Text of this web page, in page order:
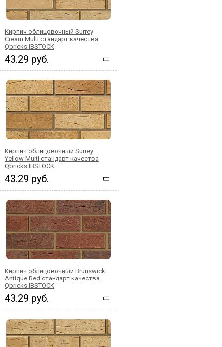
Кирпич облицовочный Surrey
Cream Multi стандарт качества
Qbricks IBSTOCK
43.29 руб.
Кирпич облицовочный Surrey
Yellow Multi стандарт качества
Qbricks IBSTOCK
43.29 руб.
Кирпич облицовочный Brunswick
Antique Red стандарт качества
Qbricks IBSTOCK
43.29 руб.